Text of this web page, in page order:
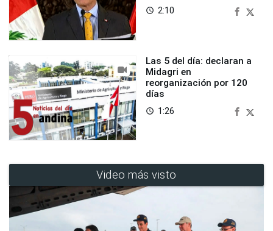
access_time 2:10
Las 5 del día: declaran a
Midagri en
reorganización por 120
días
access_time 1:26
Video más visto